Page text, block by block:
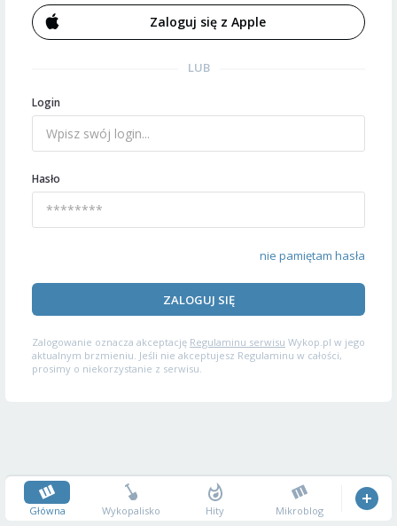
Zaloguj się z Apple
LUB
Login
Hasło
nie pamiętam hasła
ZALOGUJ SIĘ
Zalogowanie oznacza akceptację Regulaminu serwisu Wykop.pl w jego
aktualnym brzmieniu. Jeśli nie akceptujesz Regulaminu w całości,
prosimy o niekorzystanie z serwisu.
Główna Wykopalisko Hity Mikroblog